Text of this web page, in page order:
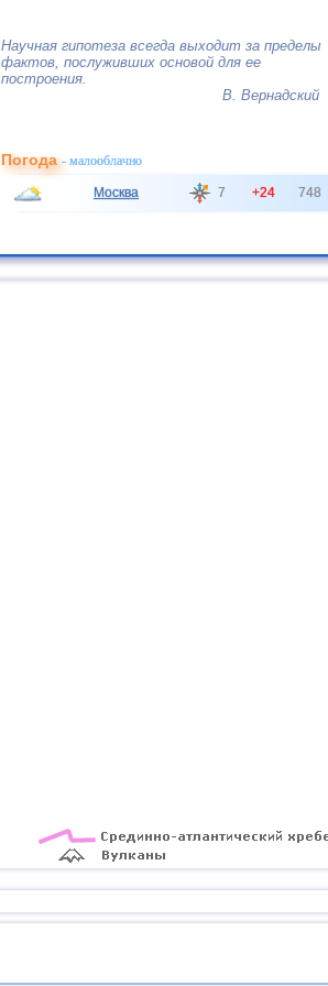
Научная гипотеза всегда выходит за пределы
фактов, послуживших основой для ее
построения.
В. Вернадский
Погода- малооблачно
Москва 7 +24 748